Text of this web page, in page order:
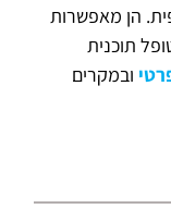
הן מאפשרות
תוכנית
ובמקרים